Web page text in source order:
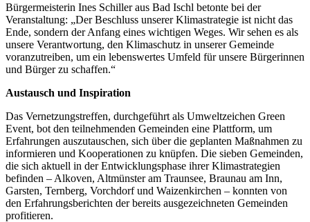
Bürgermeisterin Ines Schiller aus Bad Ischl betonte bei der
Veranstaltung: „Der Beschluss unserer Klimastrategie ist nicht das
Ende, sondern der Anfang eines wichtigen Weges. Wir sehen es als
unsere Verantwortung, den Klimaschutz in unserer Gemeinde
voranzutreiben, um ein lebenswertes Umfeld für unsere Bürgerinnen
und Bürger zu schaffen.“
Austausch und Inspiration
Das Vernetzungstreffen, durchgeführt als Umweltzeichen Green
Event, bot den teilnehmenden Gemeinden eine Plattform, um
Erfahrungen auszutauschen, sich über die geplanten Maßnahmen zu
informieren und Kooperationen zu knüpfen. Die sieben Gemeinden,
die sich aktuell in der Entwicklungsphase ihrer Klimastrategien
befinden – Alkoven, Altmünster am Traunsee, Braunau am Inn,
Garsten, Ternberg, Vorchdorf und Waizenkirchen – konnten von
den Erfahrungsberichten der bereits ausgezeichneten Gemeinden
profitieren.